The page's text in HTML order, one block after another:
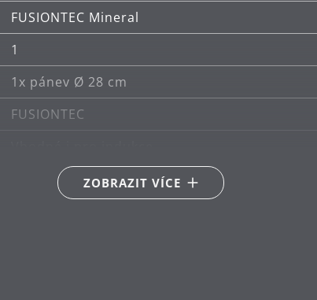
FUSIONTEC Mineral
1
1x pánev Ø 28 cm
FUSIONTEC
Vhodné pro keramické, plynové, elektrické a
ZOBRAZIT VÍCE